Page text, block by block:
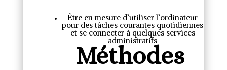
Être en mesure d’utiliser l’ordinateur
pour des tâches courantes quotidiennes
et se connecter à quelques services
administratifs
Méthodes